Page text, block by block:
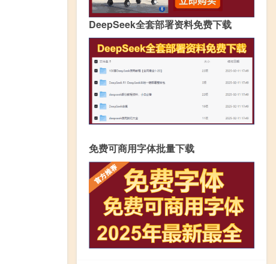
DeepSeek全套部署资料免费下载
免费可商用字体批量下载